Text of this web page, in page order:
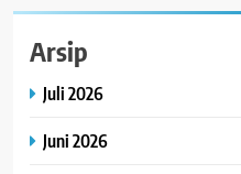
Arsip
Juli 2026
Juni 2026